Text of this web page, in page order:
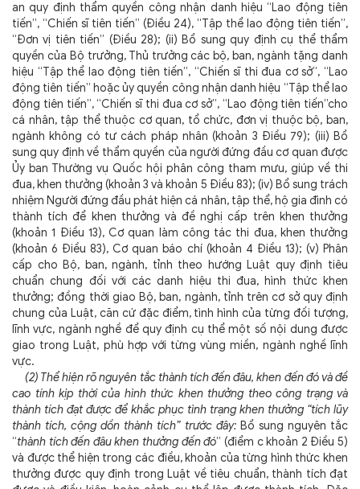
an quy định thẩm quyền công nhận danh hiệu “Lao động tiên
tiến”, “Chiến sĩ tiên tiến” (Điều 24), “Tập thể lao động tiên tiến”,
“Đơn vị tiên tiến” (Điều 28); (ii) Bổ sung quy định cụ thể thẩm
quyền của Bộ trưởng, Thủ trưởng các bộ, ban, ngành tặng danh
hiệu “Tập thể lao động tiên tiến”, “Chiến sĩ thi đua cơ sở”, “Lao
động tiên tiến” hoặc ủy quyền công nhận danh hiệu “Tập thể lao
động tiên tiến”, “Chiến sĩ thi đua cơ sở”, “Lao động tiên tiến”cho
cá nhân, tập thể thuộc cơ quan, tổ chức, đơn vị thuộc bộ, ban,
ngành không có tư cách pháp nhân (khoản 3 Điều 79); (iii) Bổ
sung quy định về thẩm quyền của người đứng đầu cơ quan được
Ủy ban Thường vụ Quốc hội phân công tham mưu, giúp về thi
đua, khen thưởng (khoản 3 và khoản 5 Điều 83); (iv) Bổ sung trách
nhiệm Người đứng đầu phát hiện cá nhân, tập thể, hộ gia đình có
thành tích để khen thưởng và đề nghị cấp trên khen thưởng
(khoản 1 Điều 13), Cơ quan làm công tác thi đua, khen thưởng
(khoản 6 Điều 83), Cơ quan báo chí (khoản 4 Điều 13); (v) Phân
cấp cho Bộ, ban, ngành, tỉnh theo hướng Luật quy định tiêu
chuẩn chung đối với các danh hiệu thi đua, hình thức khen
thưởng; đồng thời giao Bộ, ban, ngành, tỉnh trên cơ sở quy định
chung của Luật, căn cứ đặc điểm, tình hình của từng đối tượng,
lĩnh vực, ngành nghề để quy định cụ thể một số nội dung được
giao trong Luật, phù hợp với từng vùng miền, ngành nghề lĩnh
vực.
(2) Thể hiện rõ nguyên tắc thành tích đến đâu, khen đến đó và đề
cao tính kịp thời của hình thức khen thưởng theo công trạng và
thành tích đạt được để khắc phục tình trạng khen thưởng “tích lũy
thành tích, cộng dồn thành tích” trước đây:Bổ sung nguyên tắc
“thành tích đến đâu khen thưởng đến đó” (điểm c khoản 2 Điều 5)
và được thể hiện trong các điều, khoản của từng hình thức khen
thưởng được quy định trong Luật về tiêu chuẩn, thành tích đạt